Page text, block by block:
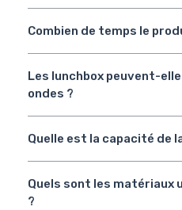
Combien de temps le
Les lunchbox peuvent-
ondes ?
Quelle est la capacité de
Quels sont les matériaux
?